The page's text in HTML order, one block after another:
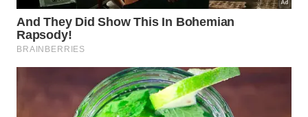
fica muito marcado. O metal é resistente e fácil de
lavar, porém cobra um preço alto no fio das facas e
no conforto do corte.
A decisão mais segura é combinar material
adequado com bons hábitos. Lavar logo após o uso,
secar bem, evitar tábua úmida guardada e separar